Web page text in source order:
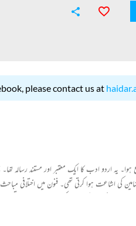
please contact us at
اور حبیب اشعر کی ادارت میں 1963میں شائع ہونا شروع ہوا۔
کی اشاعت ہوا کرتی تھی۔ فنون میں
کو نمایاں ہوتے ہوئے دیکھ رہے ہیں اس